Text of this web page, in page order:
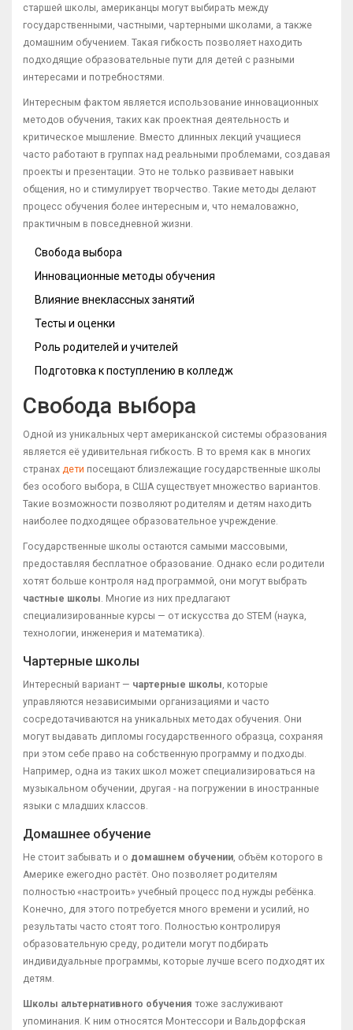
старшей школы, американцы могут выбирать между
государственными, частными, чартерными школами, а также
домашним обучением. Такая гибкость позволяет находить
подходящие образовательные пути для детей с разными
интересами и потребностями.
Интересным фактом является использование инновационных
методов обучения, таких как проектная деятельность и
критическое мышление. Вместо длинных лекций учащиеся
часто работают в группах над реальными проблемами, создавая
проекты и презентации. Это не только развивает навыки
общения, но и стимулирует творчество. Такие методы делают
процесс обучения более интересным и, что немаловажно,
практичным в повседневной жизни.
Свобода выбора
Инновационные методы обучения
Влияние внеклассных занятий
Тесты и оценки
Роль родителей и учителей
Подготовка к поступлению в колледж
Свобода выбора
Одной из уникальных черт американской системы образования
является её удивительная гибкость. В то время как в многих
странах дети посещают близлежащие государственные школы
без особого выбора, в США существует множество вариантов.
Такие возможности позволяют родителям и детям находить
наиболее подходящее образовательное учреждение.
Государственные школы остаются самыми массовыми,
предоставляя бесплатное образование. Однако если родители
хотят больше контроля над программой, они могут выбрать
частные школы. Многие из них предлагают
специализированные курсы — от искусства до STEM (наука,
технологии, инженерия и математика).
Чартерные школы
Интересный вариант — чартерные школы, которые
управляются независимыми организациями и часто
сосредотачиваются на уникальных методах обучения. Они
могут выдавать дипломы государственного образца, сохраняя
при этом себе право на собственную программу и подходы.
Например, одна из таких школ может специализироваться на
музыкальном обучении, другая - на погружении в иностранные
языки с младших классов.
Домашнее обучение
Не стоит забывать и о домашнем обучении, объём которого в
Америке ежегодно растёт. Оно позволяет родителям
полностью «настроить» учебный процесс под нужды ребёнка.
Конечно, для этого потребуется много времени и усилий, но
результаты часто стоят того. Полностью контролируя
образовательную среду, родители могут подбирать
индивидуальные программы, которые лучше всего подходят их
детям.
Школы альтернативного обучения тоже заслуживают
упоминания. К ним относятся Монтеcсори и Вальдорфская